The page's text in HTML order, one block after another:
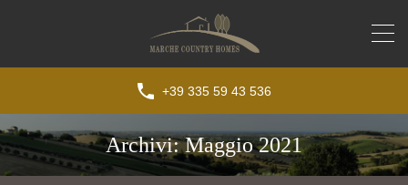
+39 335 59 43 536
Archivi: Maggio 2021